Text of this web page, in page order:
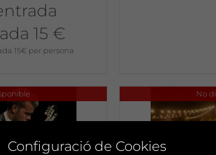
15 €
15€ per persona
No
Configuració de Cookies